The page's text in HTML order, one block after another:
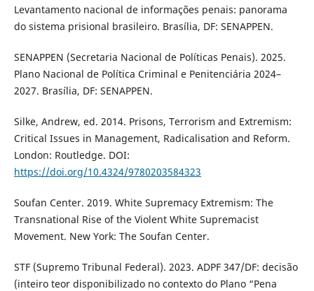
Levantamento nacional de informações penais: panorama
do sistema prisional brasileiro. Brasília, DF: SENAPPEN.
SENAPPEN (Secretaria Nacional de Políticas Penais). 2025.
Plano Nacional de Política Criminal e Penitenciária 2024–
2027. Brasília, DF: SENAPPEN.
Silke, Andrew, ed. 2014. Prisons, Terrorism and Extremism:
Critical Issues in Management, Radicalisation and Reform.
London: Routledge. DOI:
https://doi.org/10.4324/9780203584323
Soufan Center. 2019. White Supremacy Extremism: The
Transnational Rise of the Violent White Supremacist
Movement. New York: The Soufan Center.
STF (Supremo Tribunal Federal). 2023. ADPF 347/DF: decisão
(inteiro teor disponibilizado no contexto do Plano “Pena